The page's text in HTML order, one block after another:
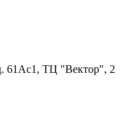
61Ас1, ТЦ "Вектор", 2